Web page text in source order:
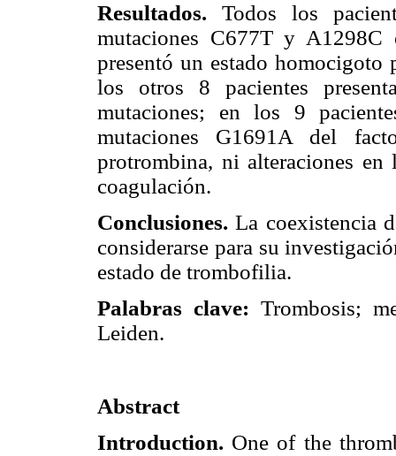
Resultados. Todos los
mutaciones C677T y
presentó un estado
los otros 8 pacientes
mutaciones; en los 9
mutaciones G1691A del
protrombina, ni alteraciones
coagulación.
Conclusiones. La coexistencia
considerarse para su
estado de trombofilia.
Palabras clave: Trombosis;
Leiden.
Abstract
Introduction. One of the